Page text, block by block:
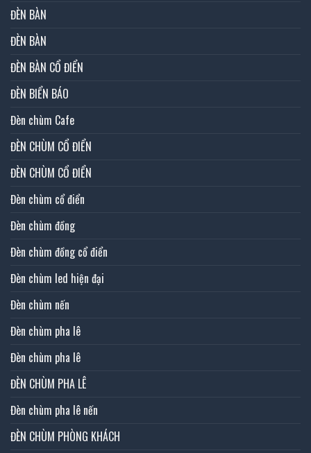
ĐÈN BÀN
ĐÈN BÀN
ĐÈN BÀN CỔ ĐIỂN
ĐÈN BIỂN BÁO
Đèn chùm Cafe
ĐÈN CHÙM CỔ ĐIỂN
ĐÈN CHÙM CỔ ĐIỂN
Đèn chùm cổ điển
Đèn chùm đồng
Đèn chùm đồng cổ điển
Đèn chùm led hiện đại
Đèn chùm nến
Đèn chùm pha lê
Đèn chùm pha lê
ĐÈN CHÙM PHA LÊ
Đèn chùm pha lê nến
ĐÈN CHÙM PHÒNG KHÁCH